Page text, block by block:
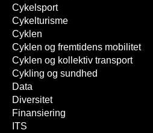
Cykelsport
Cykelturisme
Cyklen
Cyklen og fremtidens mobilitet
Cyklen og kollektiv transport
Cykling og sundhed
Data
Diversitet
Finansiering
ITS